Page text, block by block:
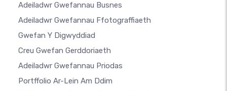
Adeiladwr Gwefannau Busnes
Adeiladwr Gwefannau Ffotograffiaeth
Gwefan Y Digwyddiad
Creu Gwefan Gerddoriaeth
Adeiladwr Gwefannau Priodas
Portffolio Ar-Lein Am Ddim